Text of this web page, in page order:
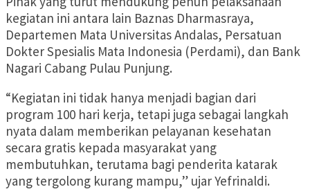
kegiatan ini antara lain Baznas Dharmasraya,
Departemen Mata Universitas Andalas, Persatuan
Dokter Spesialis Mata Indonesia (Perdami), dan Bank
Nagari Cabang Pulau Punjung.
“Kegiatan ini tidak hanya menjadi bagian dari
program 100 hari kerja, tetapi juga sebagai langkah
nyata dalam memberikan pelayanan kesehatan
secara gratis kepada masyarakat yang
membutuhkan, terutama bagi penderita katarak
yang tergolong kurang mampu,” ujar Yefrinaldi.